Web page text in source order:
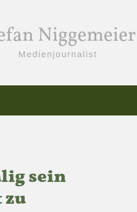
Niggemeier
Medienjournalist
sein
zu